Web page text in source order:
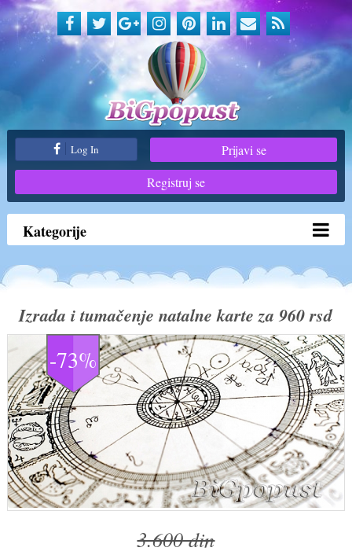
Log In
Prijavi se
Registruj se
Kategorije
Izrada i tumačenje natalne karte za 960 rsd
-73%
3.600 din